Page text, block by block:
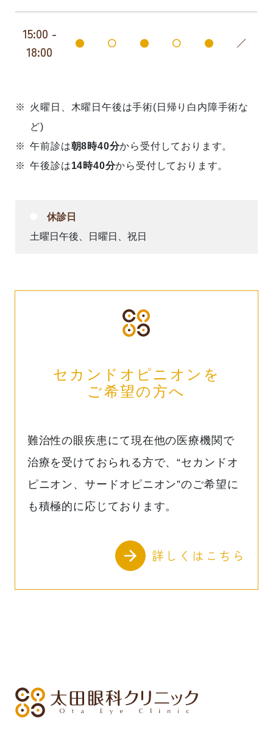
15:00 -
18:00
● 〇 ● 〇 ● ／
火曜日、木曜日午後は手術(日帰り白内障手術な
ど)
午前診は朝8時40分から受付しております。
午後診は14時40分から受付しております。
休診日
土曜日午後、日曜日、祝日
セカンドオピニオンを
ご希望の方へ
難治性の眼疾患にて現在他の医療機関で
治療を受けておられる方で、“セカンドオ
ピニオン、サードオピニオン”のご希望に
も積極的に応じております。
詳しくはこちら